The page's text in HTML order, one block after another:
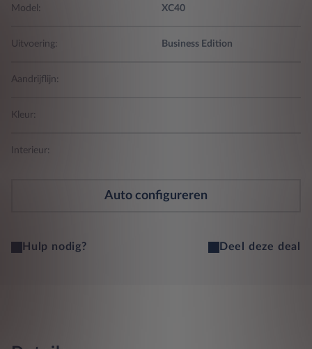
Model: XC40
Uitvoering: Business Edition
Aandrijflijn:
Kleur:
Interieur:
Auto configureren
Hulp nodig? Deel deze deal